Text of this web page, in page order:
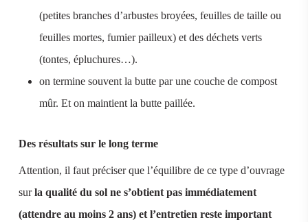
(petites branches d’arbustes broyées, feuilles de taille ou
feuilles mortes, fumier pailleux) et des déchets verts
(tontes, épluchures…).
on termine souvent la butte par une couche de compost
mûr. Et on maintient la butte paillée.
Des résultats sur le long terme
Attention, il faut préciser que l’équilibre de ce type d’ouvrage
surla qualité du sol ne s’obtient pas immédiatement
(attendre au moins 2 ans) et l’entretien reste important